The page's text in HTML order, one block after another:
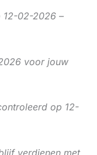
12-02-2026 –
voor jouw
op 12-
verdienen met